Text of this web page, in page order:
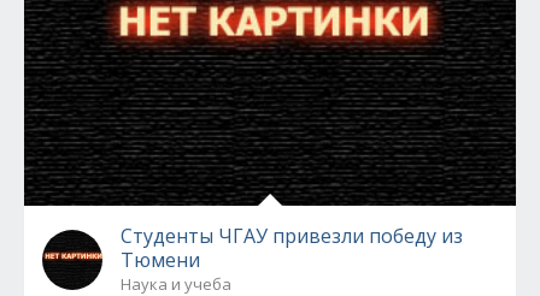
Студенты ЧГАУ привезли победу из
Тюмени
Наука и учеба